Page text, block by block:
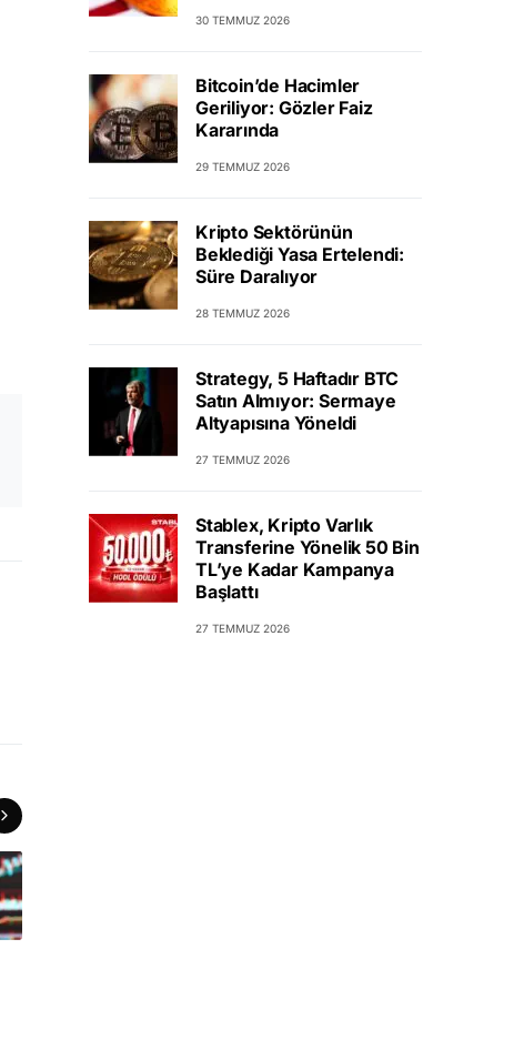
30 TEMMUZ 2026
Bitcoin’de Hacimler
Geriliyor: Gözler Faiz
Kararında
29 TEMMUZ 2026
Kripto Sektörünün
Beklediği Yasa Ertelendi:
Süre Daralıyor
28 TEMMUZ 2026
Strategy, 5 Haftadır BTC
Satın Almıyor: Sermaye
Altyapısına Yöneldi
27 TEMMUZ 2026
Stablex, Kripto Varlık
Transferine Yönelik 50 Bin
TL’ye Kadar Kampanya
Başlattı
27 TEMMUZ 2026